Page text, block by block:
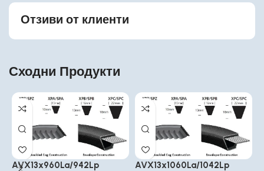
Отзиви от клиенти
Сходни Продукти
AVX13x960La/942Lp
AVX13x1060La/1042Lp